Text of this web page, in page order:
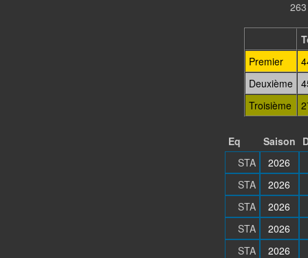
Premier
Deuxième
Troisième
Eq Saison
STA
2026
STA
2026
STA
2026
STA
2026
STA
2026